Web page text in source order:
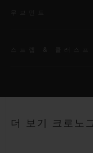
약 50시간
스트랩
더 보기 크로노